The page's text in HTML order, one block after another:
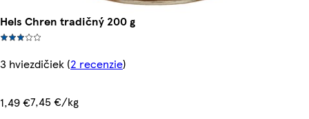
Hels Chren tradičný 200 g
3 hviezdičiek (2 recenzie)
1,49 €7,45 €/kg